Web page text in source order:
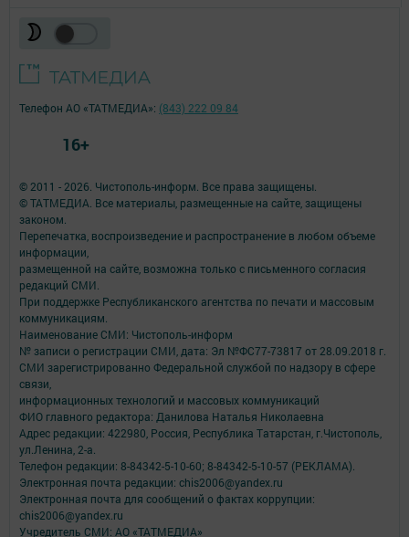
© 2011 - 2026. Чистополь-информ. Все права защищены.
© ТАТМЕДИА. Все материалы, размещенные на сайте, защищены
законом.
Перепечатка, воспроизведение и распространение в любом объеме
информации,
размещенной на сайте, возможна только с письменного согласия
редакций СМИ.
При поддержке Республиканского агентства по печати и массовым
коммуникациям.
Наименование СМИ: Чистополь-информ
№ записи о регистрации СМИ, дата: Эл №ФС77-73817 от 28.09.2018 г.
СМИ зарегистрированно Федеральной службой по надзору в сфере
связи,
информационных технологий и массовых коммуникаций
ФИО главного редактора: Данилова Наталья Николаевна
Адрес редакции: 422980, Россия, Республика Татарстан, г.Чистополь,
ул.Ленина, 2-а.
Телефон редакции: 8-84342-5-10-60; 8-84342-5-10-57 (РЕКЛАМА).
Электронная почта редакции: chis2006@yandex.ru
Электронная почта для сообщений о фактах коррупции:
chis2006@yandex.ru
Учредитель СМИ: АО «ТАТМЕДИА»
Телефон АО «ТАТМЕДИА»: (843) 222 09 84
16+